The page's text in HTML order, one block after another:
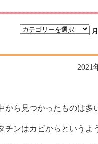
2021
ら見つかったものは多
ンはカビからというよ